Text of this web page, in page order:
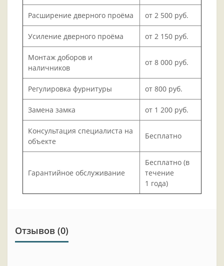
Расширение дверного проёма от 2 500 руб.
Усиление дверного проёма от 2 150 руб.
Монтаж доборов и
наличников
от 8 000 руб.
Регулировка фурнитуры от 800 руб.
Замена замка от 1 200 руб.
Консультация специалиста на
объекте
Бесплатно
Гарантийное обслуживание
Бесплатно (в
течение
1 года)
Отзывов (0)